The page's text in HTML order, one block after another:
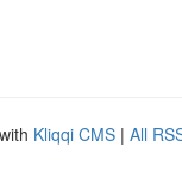
Kliqqi CMS | All